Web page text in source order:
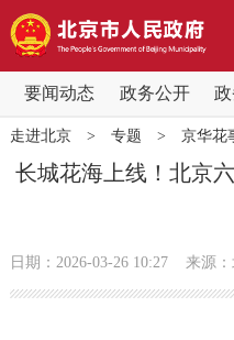
要闻动态 政务公开
要闻动态
党中央精神 国
走进北京> 专题 > 京华花
长城花海上线！北京
日期：2026-03-26 10:27 来源